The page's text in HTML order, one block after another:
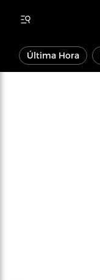
Última Hora